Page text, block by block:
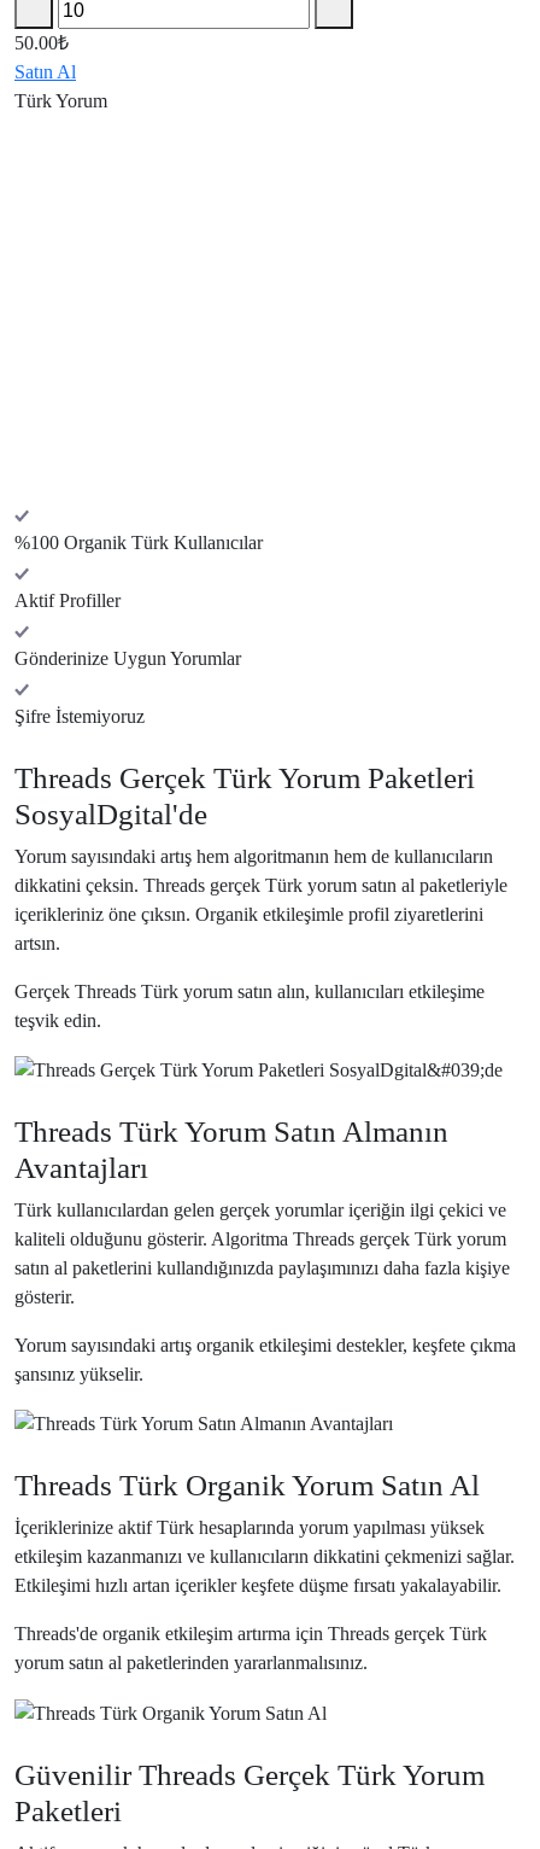
50.00₺
Satın Al
Türk Yorum
%100 Organik Türk Kullanıcılar
Aktif Profiller
Gönderinize Uygun Yorumlar
Şifre İstemiyoruz
Threads Gerçek Türk Yorum Paketleri
SosyalDgital'de
Yorum sayısındaki artış hem algoritmanın hem de kullanıcıların
dikkatini çeksin. Threads gerçek Türk yorum satın al paketleriyle
içerikleriniz öne çıksın. Organik etkileşimle profil ziyaretlerini
artsın.
Gerçek Threads Türk yorum satın alın, kullanıcıları etkileşime
teşvik edin.
Threads Türk Yorum Satın Almanın
Avantajları
Türk kullanıcılardan gelen gerçek yorumlar içeriğin ilgi çekici ve
kaliteli olduğunu gösterir. Algoritma Threads gerçek Türk yorum
satın al paketlerini kullandığınızda paylaşımınızı daha fazla kişiye
gösterir.
Yorum sayısındaki artış organik etkileşimi destekler, keşfete çıkma
şansınız yükselir.
Threads Türk Organik Yorum Satın Al
İçeriklerinize aktif Türk hesaplarında yorum yapılması yüksek
etkileşim kazanmanızı ve kullanıcıların dikkatini çekmenizi sağlar.
Etkileşimi hızlı artan içerikler keşfete düşme fırsatı yakalayabilir.
Threads'de organik etkileşim artırma için Threads gerçek Türk
yorum satın al paketlerinden yararlanmalısınız.
Güvenilir Threads Gerçek Türk Yorum
Paketleri